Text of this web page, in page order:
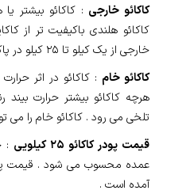
کاکائو خارجی : کاکائو بیشتر
کاکائو هلندی باکیفیت تر از
خارجی از یک کیلو تا ۲۵ کیلو در پاکت های وکیوم
کاکائو خام : کاکائو در اثر
هرچه کاکائو بیشتر حرارت
تلخی می رود . کاکائو خام را می
قیمت پودر کاکائو ۲۵ کیلویی
آمده است .